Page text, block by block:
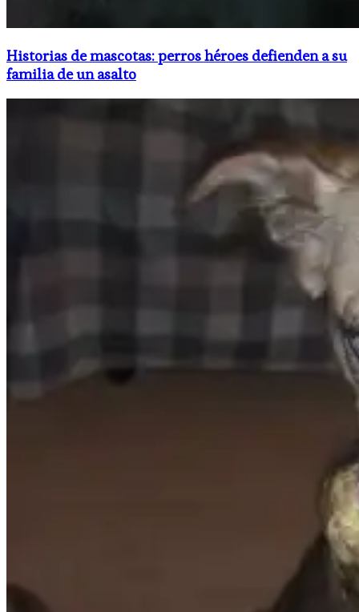
Historias de mascotas: perros héroes defienden a su
familia de un asalto